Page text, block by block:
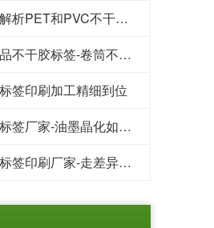
黄石印刷厂解析PET和PVC不干胶标签
黄石日化用品不干胶标签-卷筒不干胶标签推荐
签印刷加工精细到位
黄石不干胶标签厂家-油墨晶化如何解决
黄石​不干胶标签印刷厂家-走差异化道路